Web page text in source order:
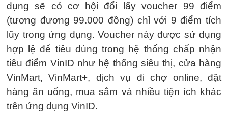
dụng sẽ có cơ hội đổi lấy voucher 99 điểm
(tương đương 99.000 đồng) chỉ với 9 điểm tích
lũy trong ứng dụng. Voucher này được sử dụng
hợp lệ để tiêu dùng trong hệ thống chấp nhận
tiêu điểm VinID như hệ thống siêu thị, cửa hàng
VinMart, VinMart+, dịch vụ đi chợ online, đặt
hàng ăn uống, mua sắm và nhiều tiện ích khác
trên ứng dụng VinID.